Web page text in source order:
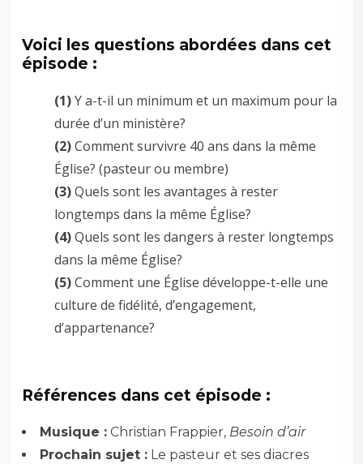
Voici les questions abordées dans cet
épisode :
(1)Y a-t-il un minimum et un maximum pour la
durée d’un ministère?
(2)Comment survivre 40 ans dans la même
Église? (pasteur ou membre)
(3)Quels sont les avantages à rester
longtemps dans la même Église?
(4)Quels sont les dangers à rester longtemps
dans la même Église?
(5)Comment une Église développe-t-elle une
culture de fidélité, d’engagement,
d’appartenance?
Références dans cet épisode :
Musique : Christian Frappier, Besoin d’air
Prochain sujet : Le pasteur et ses diacres